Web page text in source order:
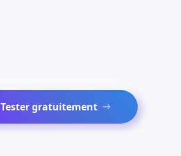
Tester gratuitement